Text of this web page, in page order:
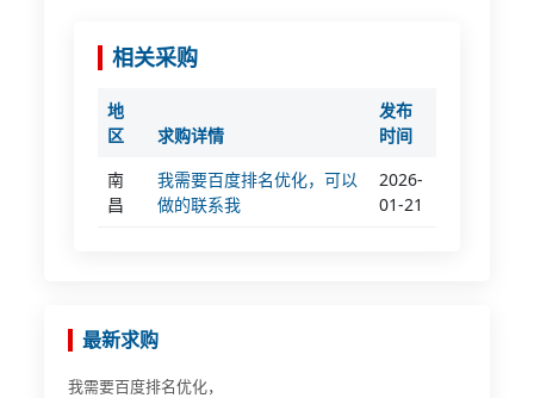
相关采购
地
区
求购详情
发布
时间
南
昌
我需要百度排名优化，可以
做的联系我
2026-
01-21
最新求购
我需要百度排名优化，